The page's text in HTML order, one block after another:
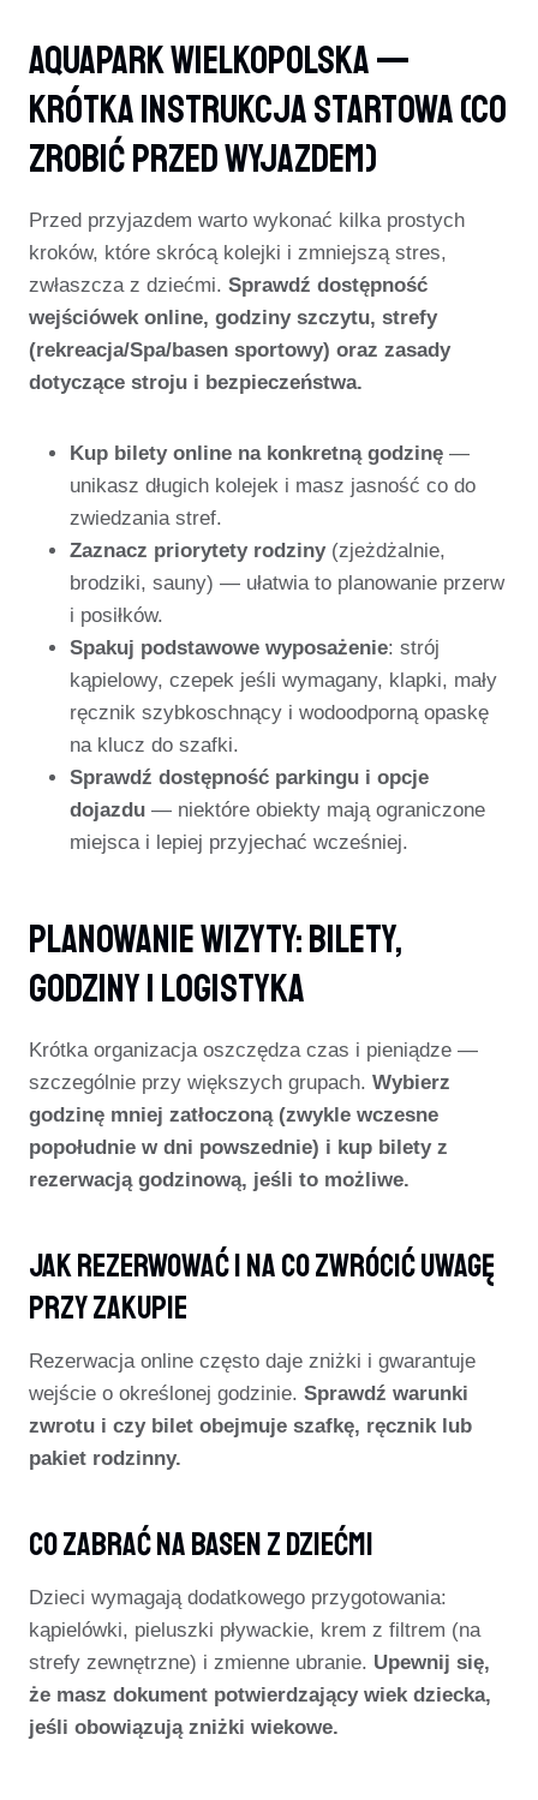
Aquapark Wielkopolska —
Krótka Instrukcja Startowa (co
Zrobić Przed Wyjazdem)
Przed przyjazdem warto wykonać kilka prostych
kroków, które skrócą kolejki i zmniejszą stres,
zwłaszcza z dziećmi. Sprawdź dostępność
wejściówek online, godziny szczytu, strefy
(rekreacja/Spa/basen sportowy) oraz zasady
dotyczące stroju i bezpieczeństwa.
Kup bilety online na konkretną godzinę —
unikasz długich kolejek i masz jasność co do
zwiedzania stref.
Zaznacz priorytety rodziny(zjeżdżalnie,
brodziki, sauny) — ułatwia to planowanie przerw
i posiłków.
Spakuj podstawowe wyposażenie: strój
kąpielowy, czepek jeśli wymagany, klapki, mały
ręcznik szybkoschnący i wodoodporną opaskę
na klucz do szafki.
Sprawdź dostępność parkingu i opcje
dojazdu — niektóre obiekty mają ograniczone
miejsca i lepiej przyjechać wcześniej.
Planowanie Wizyty: Bilety,
Godziny I Logistyka
Krótka organizacja oszczędza czas i pieniądze —
szczególnie przy większych grupach. Wybierz
godzinę mniej zatłoczoną (zwykle wczesne
popołudnie w dni powszednie) i kup bilety z
rezerwacją godzinową, jeśli to możliwe.
Jak Rezerwować I Na Co Zwrócić Uwagę
Przy Zakupie
Rezerwacja online często daje zniżki i gwarantuje
wejście o określonej godzinie. Sprawdź warunki
zwrotu i czy bilet obejmuje szafkę, ręcznik lub
pakiet rodzinny.
Co Zabrać Na Basen Z Dziećmi
Dzieci wymagają dodatkowego przygotowania:
kąpielówki, pieluszki pływackie, krem z filtrem (na
strefy zewnętrzne) i zmienne ubranie. Upewnij się,
że masz dokument potwierdzający wiek dziecka,
jeśli obowiązują zniżki wiekowe.